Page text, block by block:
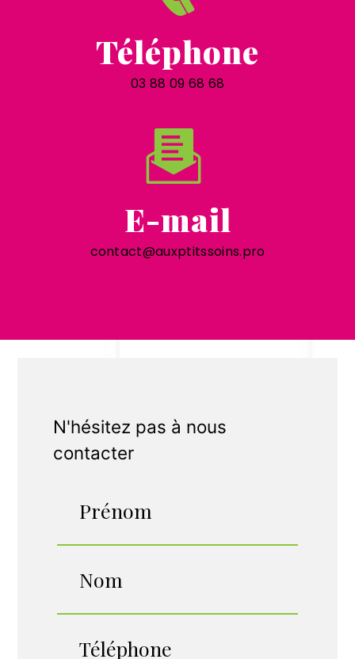
Téléphone
03 88 09 68 68
E-mail
contact@auxptitssoins.pro
N'hésitez pas à nous
contacter